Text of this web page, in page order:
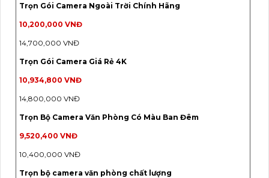
Trọn Gói Camera Ngoài Trời Chính Hãng
10,200,000 VNĐ
14,700,000 VNĐ
Trọn Gói Camera Giá Rẻ 4K
10,934,800 VNĐ
14,800,000 VNĐ
Trọn Bộ Camera Văn Phòng Có Màu Ban Đêm
9,520,400 VNĐ
10,400,000 VNĐ
Trọn bộ camera văn phòng chất lượng